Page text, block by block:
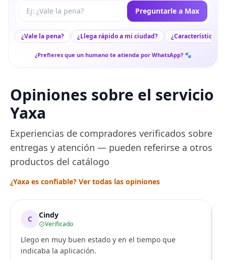
Tu pregunta a Max Preguntarle a Max
¿Vale la pena? ¿Llega rápido a mi ciudad? ¿Características
¿Prefieres que un humano te atienda por WhatsApp? 🐾
Opiniones sobre el servicio
Yaxa
Experiencias de compradores verificados sobre
entregas y atención — pueden referirse a otros
productos del catálogo
¿Yaxa es confiable? Ver todas las opiniones
C Cindy
Verificado
Llego en muy buen estado y en el tiempo que
indicaba la aplicación.